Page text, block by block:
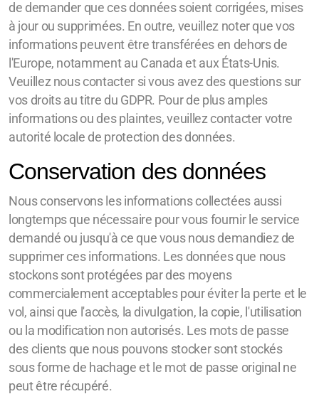
de demander que ces données soient corrigées, mises
à jour ou supprimées. En outre, veuillez noter que vos
informations peuvent être transférées en dehors de
l'Europe, notamment au Canada et aux États-Unis.
Veuillez nous contacter si vous avez des questions sur
vos droits au titre du GDPR. Pour de plus amples
informations ou des plaintes, veuillez contacter votre
autorité locale de protection des données.
Conservation des données
Nous conservons les informations collectées aussi
longtemps que nécessaire pour vous fournir le service
demandé ou jusqu'à ce que vous nous demandiez de
supprimer ces informations. Les données que nous
stockons sont protégées par des moyens
commercialement acceptables pour éviter la perte et le
vol, ainsi que l'accès, la divulgation, la copie, l'utilisation
ou la modification non autorisés. Les mots de passe
des clients que nous pouvons stocker sont stockés
sous forme de hachage et le mot de passe original ne
peut être récupéré.